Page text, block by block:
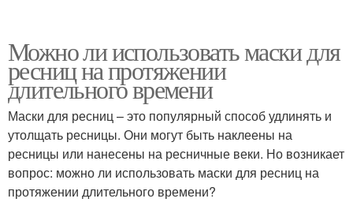
Можно ли использовать маски для
ресниц на протяжении
длительного времени
Маски для ресниц – это популярный способ удлинять и
утолщать ресницы. Они могут быть наклеены на
ресницы или нанесены на ресничные веки. Но возникает
вопрос: можно ли использовать маски для ресниц на
протяжении длительного времени?